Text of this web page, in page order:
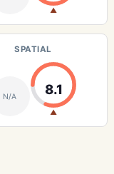
▲
SPATIAL
N/A 8.1
▲